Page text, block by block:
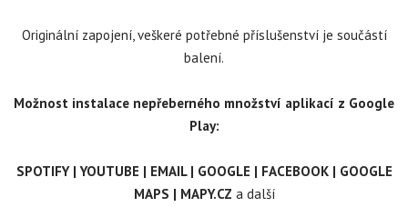
Originální zapojení, veškeré potřebné příslušenství je součástí
balení.
Možnost instalace nepřeberného množství aplikací z Google
Play:
SPOTIFY | YOUTUBE | EMAIL | GOOGLE | FACEBOOK | GOOGLE
MAPS | MAPY.CZ a další